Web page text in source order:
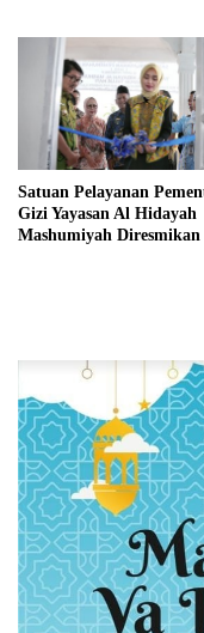
Satuan Pelayanan
Gizi Yayasan Al Hidayah
Mashumiyah Diresmikan